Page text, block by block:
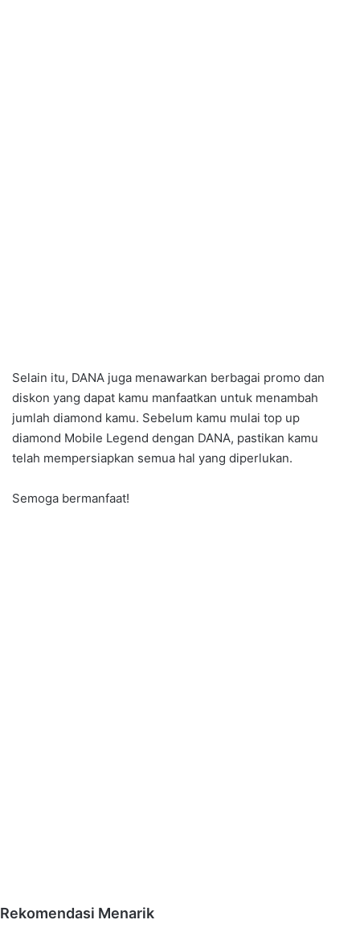
Selain itu, DANA juga menawarkan berbagai promo dan
diskon yang dapat kamu manfaatkan untuk menambah
jumlah diamond kamu. Sebelum kamu mulai top up
diamond Mobile Legend dengan DANA, pastikan kamu
telah mempersiapkan semua hal yang diperlukan.
Semoga bermanfaat!
Rekomendasi Menarik